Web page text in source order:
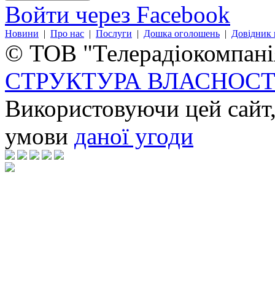
Войти через Facebook
Новини | Про нас | Послуги | Дошка оголошень | Довідник
© ТОВ
СТРУКТУРА
Використовуючи цей
умови даної угоди